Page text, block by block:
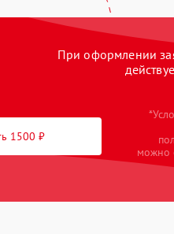
При оформлении
1500 ₽
можно